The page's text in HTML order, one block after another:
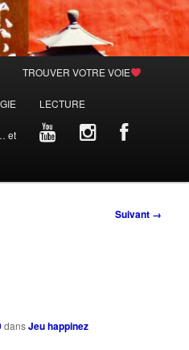
TROUVER VOTRE VOIE
LECTURE
et
Suivant →
dansJeu happinez